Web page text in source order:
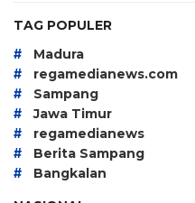
TAG POPULER
# Madura
# regamedianews.com
# Sampang
# Jawa Timur
# regamedianews
# Berita Sampang
#
Bangkalan